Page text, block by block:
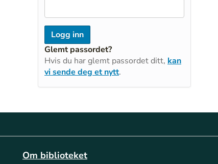
Glemt passordet?
Hvis du har glemt passordet ditt, kan
vi sende deg et nytt.
Om biblioteket